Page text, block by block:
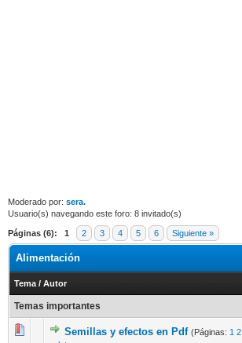
Moderado por: sera.
Usuario(s) navegando este foro: 8 invitado(s)
Páginas (6): 1 2 3 4 5 6 Siguiente »
Alimentación
Tema / Autor
Temas importantes
Semillas y efectos en Pdf (Páginas: 1 2
14 voto(s) - Media 2.86 de 5
1 2 34 5